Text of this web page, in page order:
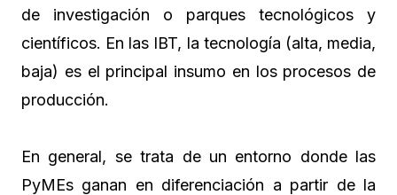
de investigación o parques tecnológicos y
científicos. En las IBT, la tecnología (alta, media,
baja) es el principal insumo en los procesos de
producción.
En general, se trata de un entorno donde las
PyMEs ganan en diferenciación a partir de la